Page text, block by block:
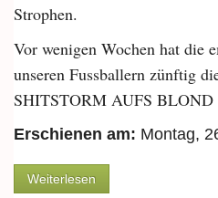
Strophen.
Vor wenigen Wochen hat die
unseren Fussballern zünftig
SHITSTORM AUFS
Erschienen am: Montag,
Weiterlesen